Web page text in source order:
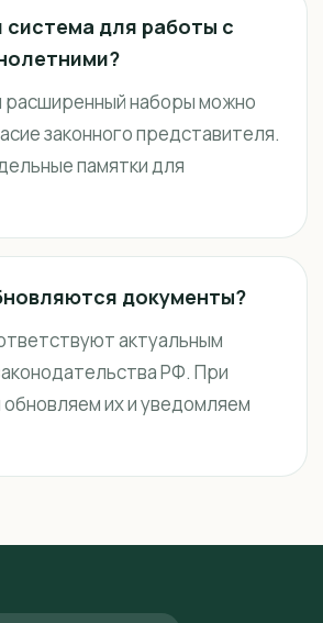
для работы с
расширенный наборы можно
законного представителя.
памятки для
документы?
актуальным
РФ. При
их и уведомляем